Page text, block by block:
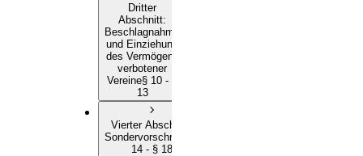
Dritter
Abschnitt:
Beschlagnahme
und Einziehung
des Vermögens
verbotener
Vereine§ 10 - §
13
Vierter Abschnitt
Sondervorschriften
14 - § 18